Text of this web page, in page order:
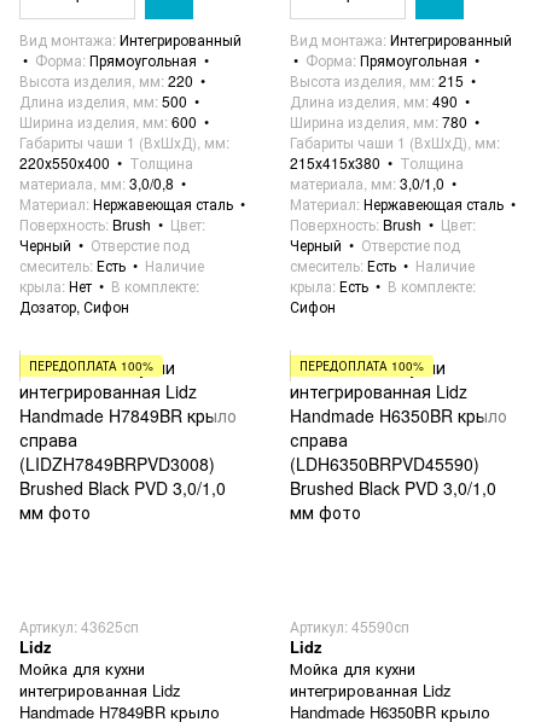
Вид монтажа Интегрированный
Форма Прямоугольная
Высота изделия, мм 220
Длина изделия, мм 500
Ширина изделия, мм 600
Габариты чаши 1 (ВхШхД), мм
220х550х400
Толщина
материала, мм 3,0/0,8
Материал Нержавеющая сталь
Поверхность Brush
Цвет
Черный
Отверстие под
смеситель Есть
Наличие
крыла Нет
В комплекте
Дозатор, Сифон
Вид монтажа Интегрированный
Форма Прямоугольная
Высота изделия, мм 215
Длина изделия, мм 490
Ширина изделия, мм 780
Габариты чаши 1 (ВхШхД), мм
215х415х380
Толщина
материала, мм 3,0/1,0
Материал Нержавеющая сталь
Поверхность Brush
Цвет
Черный
Отверстие под
смеситель Есть
Наличие
крыла Есть
В комплекте
Сифон
ПЕРЕДОПЛАТА 100%
Артикул: 43625сп
Lidz
Мойка для кухни
интегрированная Lidz
Handmade H7849BR крыло
ПЕРЕДОПЛАТА 100%
Артикул: 45590сп
Lidz
Мойка для кухни
интегрированная Lidz
Handmade H6350BR крыло